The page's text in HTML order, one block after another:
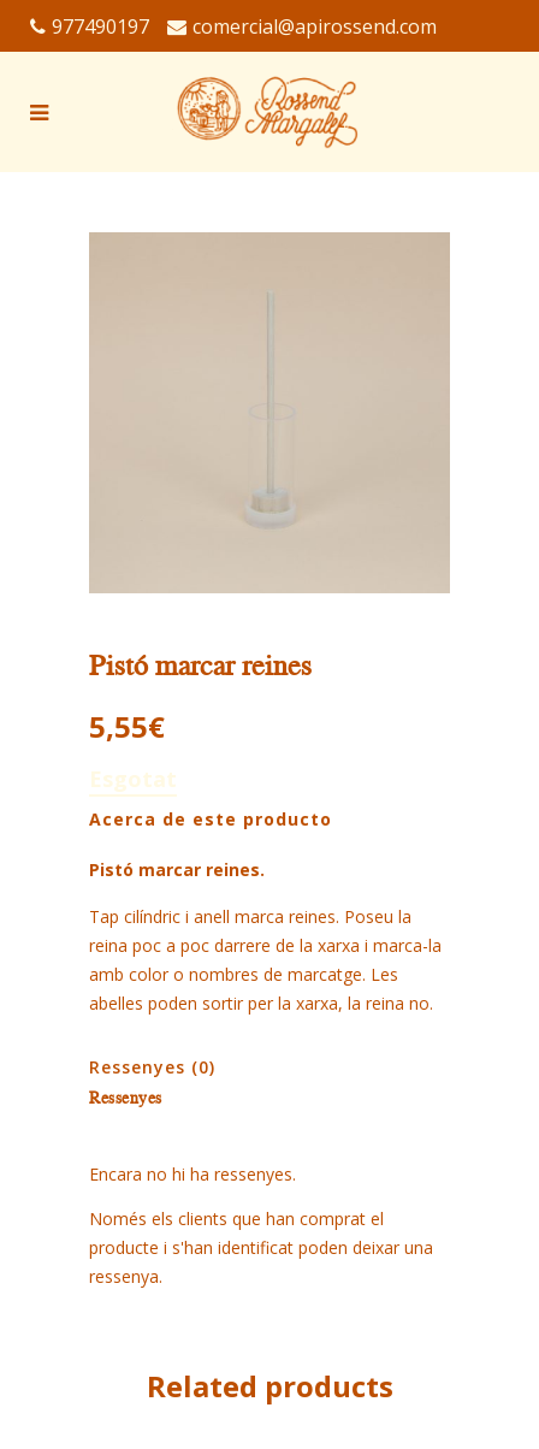
977490197 comercial@apirossend.com
Pistó marcar reines
5,55€
Esgotat
Acerca de este producto
Pistó marcar reines.
Tap cilíndric i anell marca reines. Poseu la
reina poc a poc darrere de la xarxa i marca-la
amb color o nombres de marcatge. Les
abelles poden sortir per la xarxa, la reina no.
Ressenyes (0)
Ressenyes
Encara no hi ha ressenyes.
Només els clients que han comprat el
producte i s'han identificat poden deixar una
ressenya.
Related products